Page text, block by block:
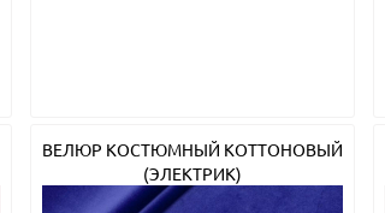
ВЕЛЮР КОСТЮМНЫЙ КОТТОНОВЫЙ
(ЭЛЕКТРИК)